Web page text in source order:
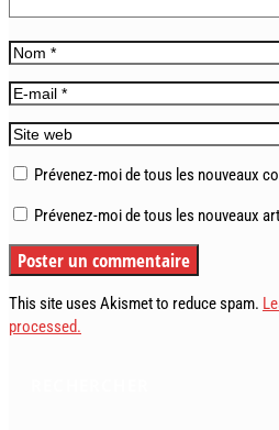
Prévenez-moi de tous les nouveaux
Prévenez-moi de tous les nouveaux
This site uses Akismet to reduce spam.
processed.